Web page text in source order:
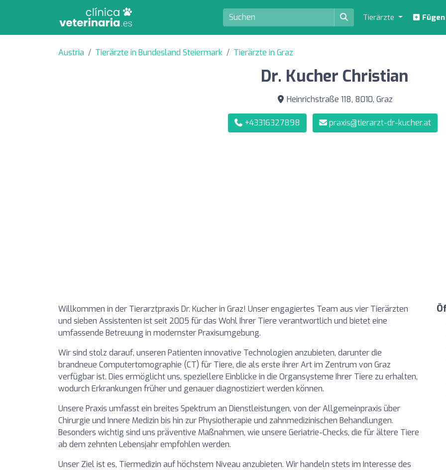
Tierärzte
Austria Tierärzte in Bundesland Steiermark Tierärzte in Graz
Dr. Kucher Christian
Heinrichstraße 118, 8010, Graz
+43316327898 praxis@tierarzt-dr-kucher.at
Willkommen in der Tierarztpraxis Dr. Kucher in Graz! Unser engagiertes Team aus vier Tierärzten
und sieben Assistenten ist seit 2005 für das Wohl Ihrer Tiere verantwortlich und bietet eine
umfassende Betreuung in modernster Praxisumgebung.
Wir sind stolz darauf, unseren Patienten innovative Technologien anzubieten, darunter die
brandneue Computertomographie (CT) für Tiere, die als erste ihrer Art im Zentrum von Graz
verfügbar ist. Dies ermöglicht uns, speziellere Einblicke in die Organsysteme Ihrer Tiere zu erhalten,
wodurch Erkrankungen früher und genauer diagnostiziert werden können.
Unsere Praxis umfasst ein breites Spektrum an Dienstleistungen, von der Allgemeinpraxis über
Chirurgie und Innere Medizin bis hin zur Physiotherapie und zahnmedizinischen Behandlungen.
Besonders wichtig sind uns präventive Maßnahmen, wie unsere Geriatrie-Checks, die für ältere Tiere
ab dem zehnten Lebensjahr empfohlen werden.
Unser Ziel ist es, Tiermedizin auf höchstem Niveau anzubieten. Wir handeln stets im Interesse des